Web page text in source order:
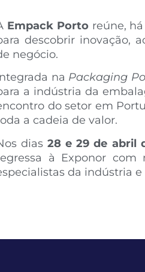
Empack Portoreúne,
descobrir inovação,
negócio.
na Packaging
a indústria da
do setor em
a cadeia de valor.
dias28 e 29 de abril
à Exponor com
da indústria